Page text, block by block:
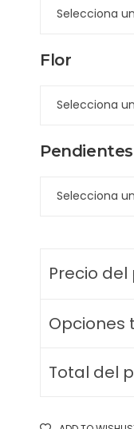
Flor
Pendientes
Precio
Opciones
Total del